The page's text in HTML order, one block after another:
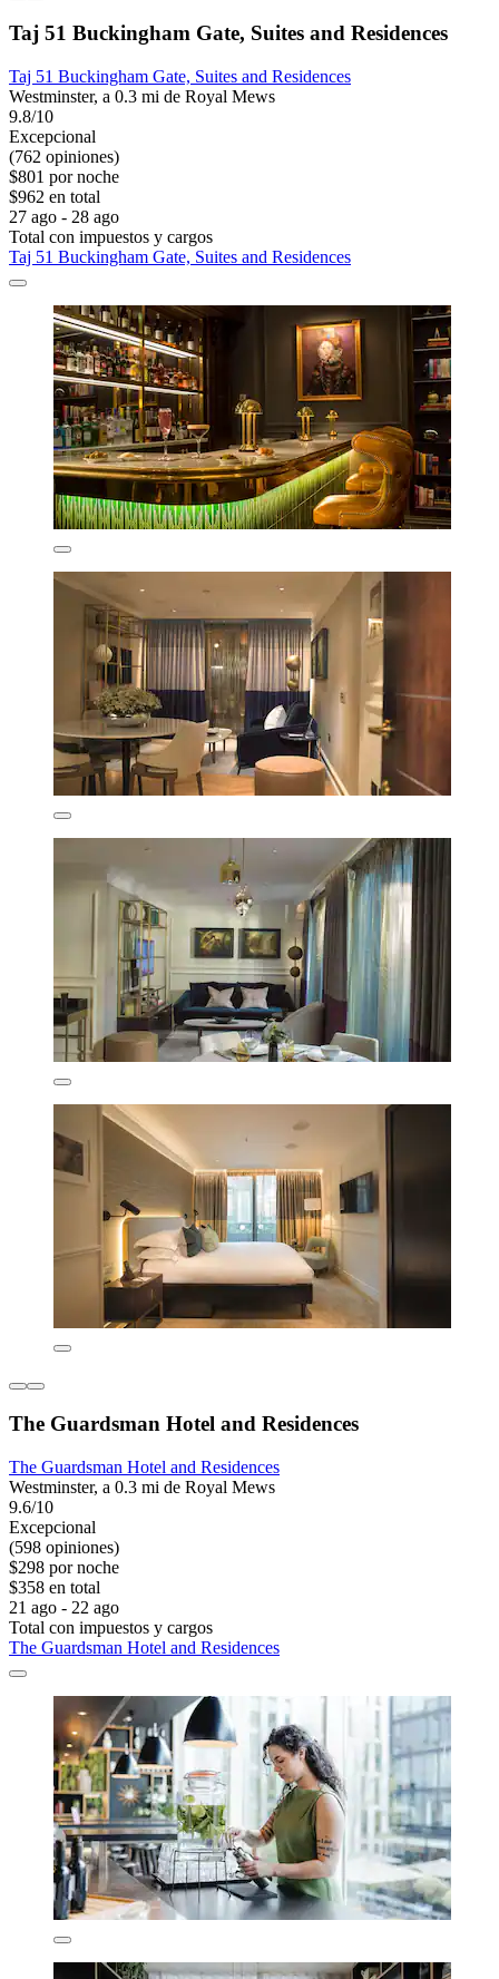
Taj 51 Buckingham Gate, Suites and Residences
Taj 51 Buckingham Gate, Suites and Residences
Westminster, a 0.3 mi de Royal Mews
9.8/10
Excepcional
(762 opiniones)
$801 por noche
$962 en total
27 ago - 28 ago
Total con impuestos y cargos
Taj 51 Buckingham Gate, Suites and Residences
The Guardsman Hotel and Residences
The Guardsman Hotel and Residences
Westminster, a 0.3 mi de Royal Mews
9.6/10
Excepcional
(598 opiniones)
$298 por noche
$358 en total
21 ago - 22 ago
Total con impuestos y cargos
The Guardsman Hotel and Residences